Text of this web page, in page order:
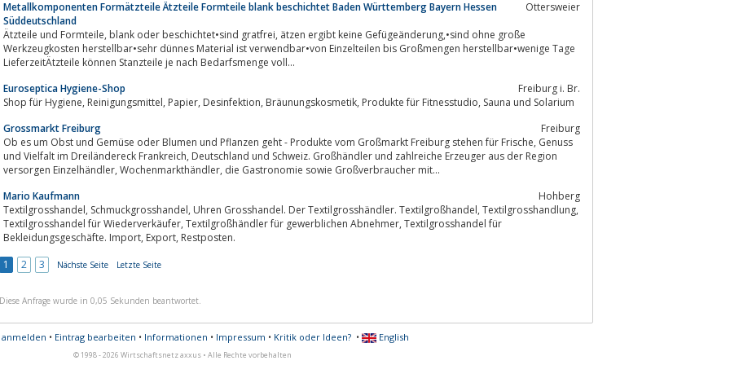
Metallkomponenten Formätzteile Ätzteile Formteile blank beschichtet Baden Württemberg Bayern Hessen
Süddeutschland
Ottersweier
Ätzteile und Formteile, blank oder beschichtet•sind gratfrei, ätzen ergibt keine Gefügeänderung,•sind ohne große
Werkzeugkosten herstellbar•sehr dünnes Material ist verwendbar•von Einzelteilen bis Großmengen herstellbar•wenige Tage
LieferzeitÄtzteile können Stanzteile je nach Bedarfsmenge voll...
Euroseptica Hygiene-Shop
Freiburg i. Br.
Shop für Hygiene, Reinigungsmittel, Papier, Desinfektion, Bräunungskosmetik, Produkte für Fitnesstudio, Sauna und Solarium
Grossmarkt Freiburg
Freiburg
Ob es um Obst und Gemüse oder Blumen und Pflanzen geht - Produkte vom Großmarkt Freiburg stehen für Frische, Genuss
und Vielfalt im Dreiländereck Frankreich, Deutschland und Schweiz. Großhändler und zahlreiche Erzeuger aus der Region
versorgen Einzelhändler, Wochenmarkthändler, die Gastronomie sowie Großverbraucher mit...
Mario Kaufmann
Hohberg
Textilgrosshandel, Schmuckgrosshandel, Uhren Grosshandel. Der Textilgrosshändler. Textilgroßhandel, Textilgrosshandlung,
Textilgrosshandel für Wiederverkäufer, Textilgroßhändler für gewerblichen Abnehmer, Textilgrosshandel für
Bekleidungsgeschäfte. Import, Export, Restposten.
1
2 3 Nächste Seite Letzte Seite
Diese Anfrage wurde in 0,05 Sekunden beantwortet.
anmelden • Eintrag bearbeiten • Informationen • Impressum • Kritik oder Ideen?• English
© 1998 - 2026 Wirtschaftsnetz axxus • Alle Rechte vorbehalten